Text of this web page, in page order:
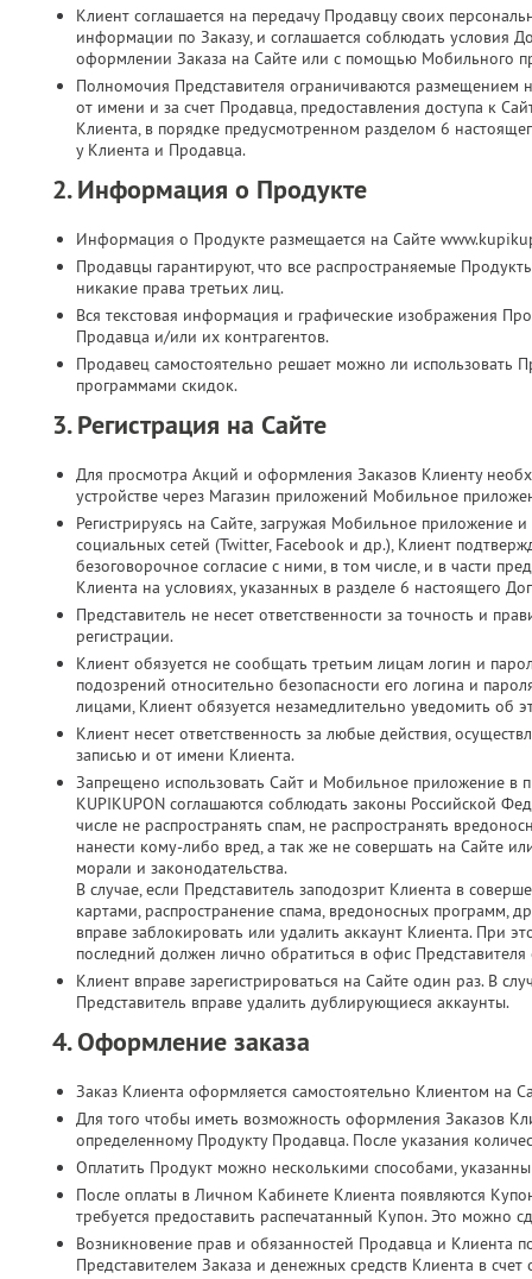
Клиент соглашается на передачу Продавцу своих
информации по Заказу, и соглашается соблюдать условия
оформлении Заказа на Сайте или с помощью Мобильного
Полномочия Представителя ограничиваются
от имени и за счет Продавца, предоставления доступа к
Клиента, в порядке предусмотренном разделом 6
у Клиента и Продавца.
2. Информация о Продукте
Информация о Продукте размещается на Сайте
Продавцы гарантируют, что все распространяемые
никакие права третьих лиц.
Вся текстовая информация и графические изображения
Продавца и/или их контрагентов.
Продавец самостоятельно решает можно ли
программами скидок.
3. Регистрация на Сайте
Для просмотра Акций и оформления Заказов Клиенту
устройстве через Магазин приложений Мобильное
Регистрируясь на Сайте, загружая Мобильное приложение
социальных сетей (Twitter, Facebook и др.), Клиент
безоговорочное согласие с ними, в том числе, и в части
Клиента на условиях, указанных в разделе 6 настоящего
Представитель не несет ответственности за точность и
регистрации.
Клиент обязуется не сообщать третьим лицам логин и
подозрений относительно безопасности его логина и
лицами, Клиент обязуется незамедлительно уведомить об
Клиент несет ответственность за любые действия,
записью и от имени Клиента.
Запрещено использовать Сайт и Мобильное приложение в
KUPIKUPON соглашаются соблюдать законы Российской
числе не распространять спам, не распространять
нанести кому-либо вред, а так же не совершать на Сайте
морали и законодательства.
В случае, если Представитель заподозрит Клиента в
картами, распространение спама, вредоносных программ,
вправе заблокировать или удалить аккаунт Клиента. При
последний должен лично обратиться в офис Представителя
Клиент вправе зарегистрироваться на Сайте один раз. В
Представитель вправе удалить дублирующиеся аккаунты.
4. Оформление заказа
Заказ Клиента оформляется самостоятельно Клиентом на
Для того чтобы иметь возможность оформления Заказов
определенному Продукту Продавца. После указания
Оплатить Продукт можно несколькими способами,
После оплаты в Личном Кабинете Клиента появляются
требуется предоставить распечатанный Купон. Это можно
Возникновение прав и обязанностей Продавца и Клиента
Представителем Заказа и денежных средств Клиента в